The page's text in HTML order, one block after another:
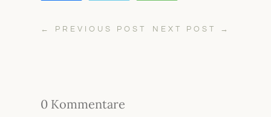
← PREVIOUS POST NEXT POST →
0 Kommentare